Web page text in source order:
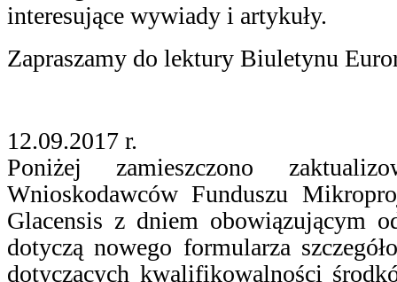
interesujące wywiady i artykuły.
Zapraszamy do lektury Biuletynu
12.09.2017 r.
Poniżej zamieszczono
Wnioskodawców Funduszu
Glacensis z dniem obowiązującym
dotyczą nowego formularza
dotyczących kwalifikowalności